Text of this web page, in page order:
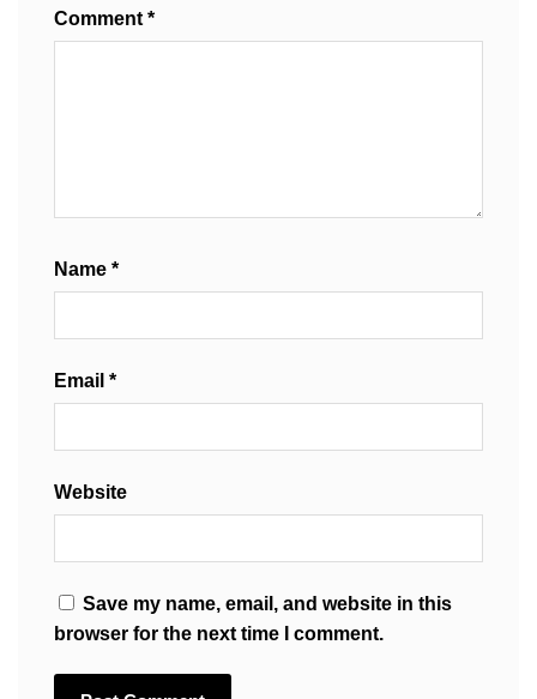
Comment *
Name *
Email *
Website
Save my name, email, and website in this
browser for the next time I comment.